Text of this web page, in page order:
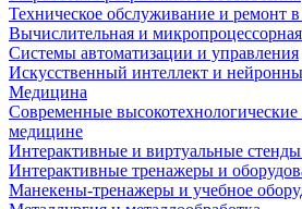
Техническое обслуживание и ремонт
Вычислительная и
Системы автоматизации и управления
Искусственный интеллект и
Медицина
Современные высокотехнологические
медицине
Интерактивные и виртуальные
Интерактивные тренажеры и
Манекены-тренажеры и учебное